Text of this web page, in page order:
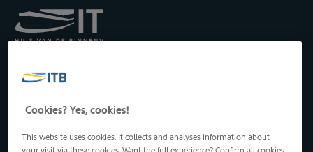
Transport par Batellerie
Drukpersstraat 19
1000 Bruxelles, Belgique
Tél: +32 2 217 09 67
http://www.itb-info.be
Cookies? Yes, cookies!
This website uses cookies. It collects and analyses information about